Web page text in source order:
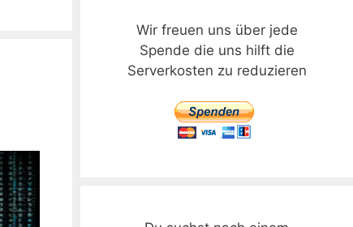
Wir freuen uns über jede
Spende die uns hilft die
Serverkosten zu reduzieren